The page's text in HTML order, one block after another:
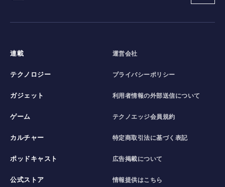
連載
テクノロジー
ガジェット
ゲーム
カルチャー
ポッドキャスト
公式ストア
運営会社
プライバシーポリシー
利用者情報の外部送信について
テクノエッジ会員規約
特定商取引法に基づく表記
広告掲載について
情報提供はこちら